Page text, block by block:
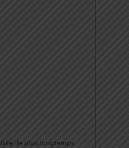
le plus longtemps